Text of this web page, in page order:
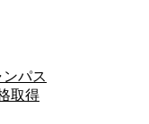
パス
取得